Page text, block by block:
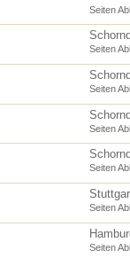
Seiten
Seiten
Seiten
Seiten
Seiten
Seiten
Seiten